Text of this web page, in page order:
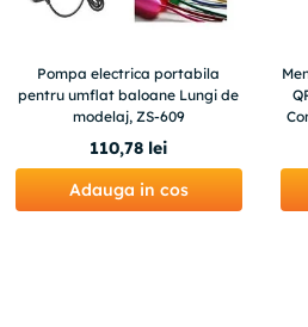
Pompa electrica portabila
pentru umflat baloane Lungi de
modelaj, ZS-609
110,78 lei
Adauga in cos